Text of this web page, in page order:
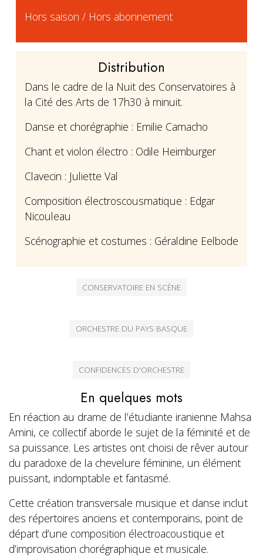
Hors saison / Hors abonnement
Distribution
Dans le cadre de la Nuit des Conservatoires à
la Cité des Arts de 17h30 à minuit.
Danse et chorégraphie : Emilie Camacho
Chant et violon électro : Odile Heimburger
Clavecin : Juliette Val
Composition électroscousmatique : Edgar
Nicouleau
Scénographie et costumes : Géraldine Eelbode
CONSERVATOIRE EN SCÈNE
ORCHESTRE DU PAYS BASQUE
CONFIDENCES D'ORCHESTRE
En quelques mots
En réaction au drame de l’étudiante iranienne Mahsa
Amini, ce collectif aborde le sujet de la féminité et de
sa puissance. Les artistes ont choisi de rêver autour
du paradoxe de la chevelure féminine, un élément
puissant, indomptable et fantasmé.
Cette création transversale musique et danse inclut
des répertoires anciens et contemporains, point de
départ d’une composition électroacoustique et
d’improvisation chorégraphique et musicale.